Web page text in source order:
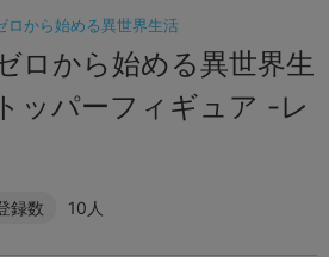
ロから始める異世界生活
ロから始める異世界生
ッパーフィギュア -レ
録数 10人